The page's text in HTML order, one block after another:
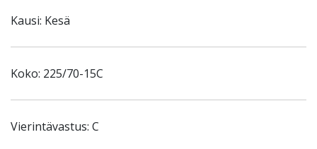
Kausi: Kesä
Koko: 225/70-15C
Vierintävastus: C